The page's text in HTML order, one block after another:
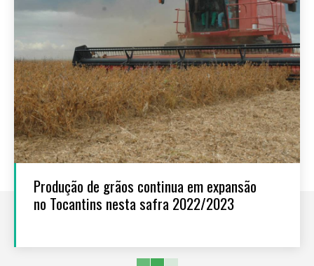
Produção de grãos continua em expansão
no Tocantins nesta safra 2022/2023